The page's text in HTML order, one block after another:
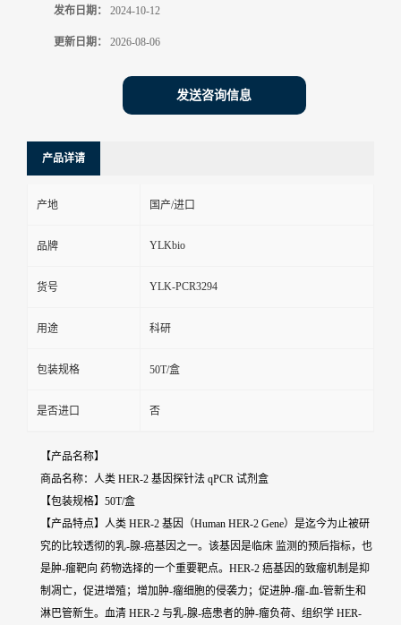
发布日期： 2024-10-12
更新日期： 2026-08-06
发送咨询信息
产品详请
产地 国产/进口
品牌 YLKbio
货号 YLK-PCR3294
用途 科研
包装规格 50T/盒
是否进口 否
【产品名称】
商品名称：人类 HER-2 基因探针法 qPCR 试剂盒
【包装规格】50T/盒
【产品特点】人类 HER-2 基因（Human HER-2 Gene）是迄今为止被研
究的比较透彻的乳-腺-癌基因之一。该基因是临床 监测的预后指标，也
是肿-瘤靶向 药物选择的一个重要靶点。HER-2 癌基因的致瘤机制是抑
制凋亡，促进增殖；增加肿-瘤细胞的侵袭力；促进肿-瘤-血-管新生和
淋巴管新生。血清 HER-2 与乳-腺-癌患者的肿-瘤负荷、组织学 HER-